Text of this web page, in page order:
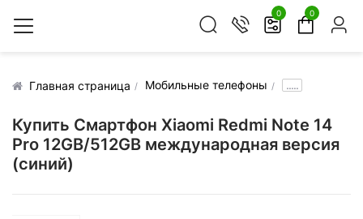
0 0
Главная страница Мобильные телефоны .....
Купить Смартфон Xiaomi Redmi Note 14
Pro 12GB/512GB международная версия
(синий)